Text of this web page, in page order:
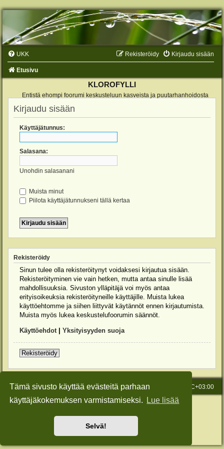
Tämä sivusto käyttää evästeitä parhaan
käyttäjäkokemuksen varmistamiseksi.
Lue lisää
Selvä!
UKK Kirjaudu sisään
Rekisteröidy
Etusivu
KLOROFYLLI
Entistä ehompi foorumi keskusteluun kasveista ja puutarhanhoidosta
Kirjaudu sisään
Käyttäjätunnus:
Salasana:
Unohdin salasanani
Muista minut
Piilota käyttäjätunnukseni tällä kertaa
Rekisteröidy
Sinun tulee olla rekisteröitynyt voidaksesi kirjautua sisään.
Rekisteröityminen vie vain hetken, mutta antaa sinulle lisää
mahdollisuuksia. Sivuston ylläpitäjä voi myös antaa
erityisoikeuksia rekisteröityneille käyttäjille. Muista lukea
käyttöehtomme ja siihen liittyvät käytännöt ennen kirjautumista.
Muista myös lukea keskustelufoorumin säännöt.
Käyttöehdot| Yksityisyyden suoja
Rekisteröidy
Etusivu Kaikki ajat ovat UTC+03:00
Viesti Ylläpidolle
Keskustelufoorumin ohjelmistophpBB® Forum Software © phpBB Limited